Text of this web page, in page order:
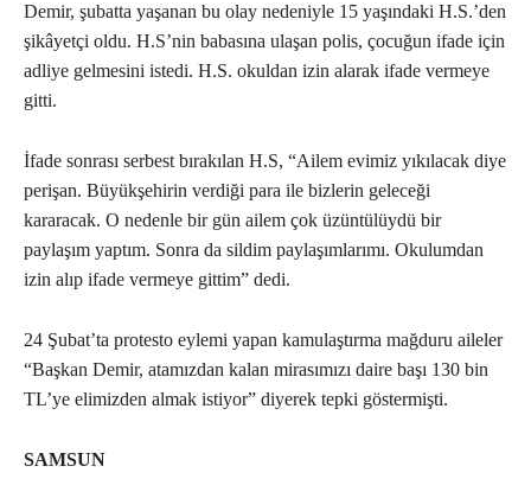
Demir, şubatta yaşanan bu olay nedeniyle 15 yaşındaki H.S.’den
şikâyetçi oldu. H.S’nin babasına ulaşan polis, çocuğun ifade için
adliye gelmesini istedi. H.S. okuldan izin alarak ifade vermeye
gitti.
İfade sonrası serbest bırakılan H.S, “Ailem evimiz yıkılacak diye
perişan. Büyükşehirin verdiği para ile bizlerin geleceği
kararacak. O nedenle bir gün ailem çok üzüntülüydü bir
paylaşım yaptım. Sonra da sildim paylaşımlarımı. Okulumdan
izin alıp ifade vermeye gittim” dedi.
24 Şubat’ta protesto eylemi yapan kamulaştırma mağduru aileler
“Başkan Demir, atamızdan kalan mirasımızı daire başı 130 bin
TL’ye elimizden almak istiyor” diyerek tepki göstermişti.
SAMSUN